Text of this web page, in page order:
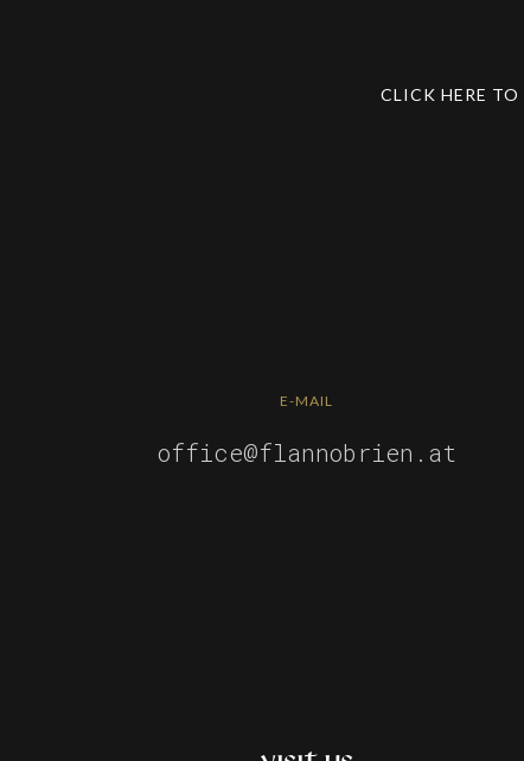
CLICK HERE
E-MAIL
office@flannobrien.at